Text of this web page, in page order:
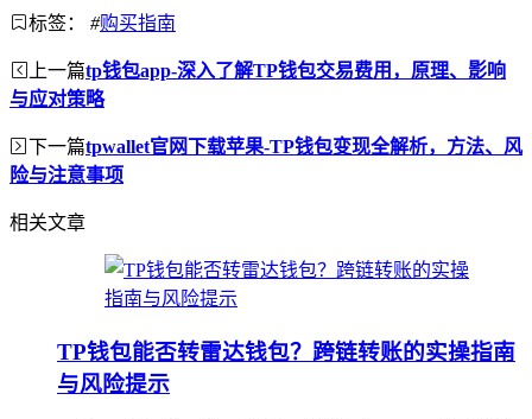
标签： #购买指南
上一篇tp钱包app-深入了解TP钱包交易费用，原理、影响
与应对策略
下一篇tpwallet官网下载苹果-TP钱包变现全解析，方法、风
险与注意事项
相关文章
TP钱包能否转雷达钱包？跨链转账的实操指南
与风险提示